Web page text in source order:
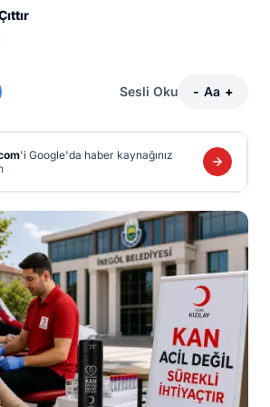
Sesli Oku - Aa +
'i Google'da haber kaynağınız